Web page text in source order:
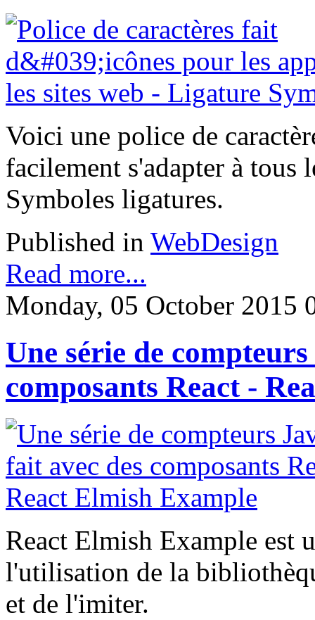
Voici une police de
facilement s'adapter à tous
Symboles ligatures.
Published in WebDesign
Read more...
Monday, 05 October 2015
Une série de
composants React -
React Elmish Example est
l'utilisation de la
et de l'imiter.